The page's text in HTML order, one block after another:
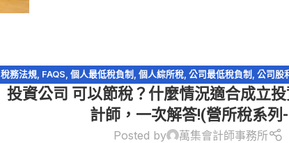
稅務法規, FAQS, 個人最低稅負制 , 個人綜所稅, 公司最低稅負制 , 公司股
未分配盈餘稅,營利事業所得稅,稅務問答-營利事業所得稅,股份有限公
節稅,閉鎖型股份有限公司
投資公司 可以節稅？什麼情況適合成立
計師，一次解答!(營所稅系列
Posted by
萬集會計師事務所